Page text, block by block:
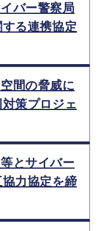
バー警察局
る連携協定
間の脅威に
策プロジェ
とサイバー
力協定を締